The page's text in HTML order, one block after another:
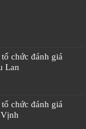
chức đánh giá
Lan
chức đánh giá